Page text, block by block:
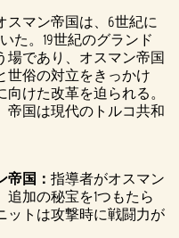
スマン帝国は、6世紀に
た。19世紀のグランド
場であり、オスマン帝国
世俗の対立をきっかけ
けた改革を迫られる。
帝国は現代のトルコ共和
帝国： 指導者がオスマン
加の秘宝を1つもたら
ットは攻撃時に戦闘力が